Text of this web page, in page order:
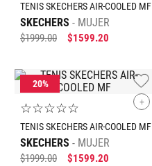
TENIS SKECHERS AIR-COOLED MF
SKECHERS MUJER
$1999.00 $1599.20
+
☆☆☆☆☆
TENIS SKECHERS AIR-COOLED MF
SKECHERS MUJER
$1999.00 $1599.20